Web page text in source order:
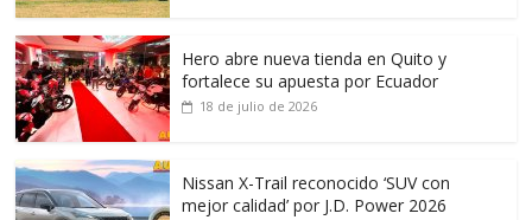
Hero abre nueva tienda en Quito y
fortalece su apuesta por Ecuador
18 de julio de 2026
Nissan X-Trail reconocido ‘SUV con
mejor calidad’ por J.D. Power 2026